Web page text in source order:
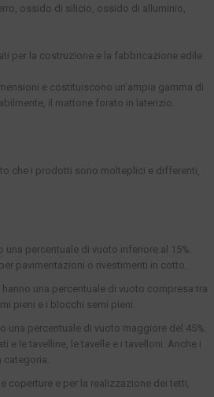
ossido di silicio, ossido di alluminio,
per la costruzione e la fabbricazione edile.
e costituiscono un’ampia gamma di
il mattone forato in laterizio.
che i prodotti sono molteplici e differenti,
percentuale di vuoto inferiore al 15%.
pavimentazioni o rivestimenti in cotto.
una percentuale di vuoto compresa tra
pieni e i blocchi semi pieni.
una percentuale di vuoto maggiore del 45%.
le tavelline, le tavelle e i tavelloni. Anche i
categoria.
coperture e per la realizzazione dei tetti,